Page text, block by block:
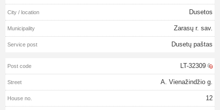
Dusetos
Zarasų r. sav.
Dusetų paštas
LT-32309
A. Vienažindžio g.
12